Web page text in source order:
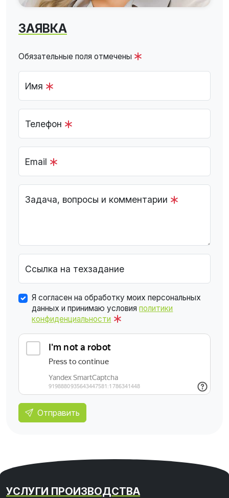
ЗАЯВКА
Обязательные поля отмечены
Имя
Телефон
Email
Задача, вопросы и комментарии
Ссылка на техзадание
Я согласен на обработку моих персональных
данных и принимаю условияполитики
конфиденциальности
Отправить
УСЛУГИ ПРОИЗВОДСТВА